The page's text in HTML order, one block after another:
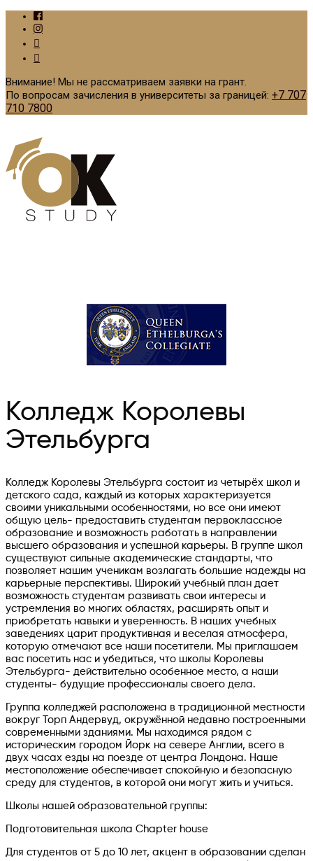
Внимание! Мы не рассматриваем заявки на грант.
По вопросам зачисления в университеты за границей: +7 707
710 7800
Колледж Королевы
Этельбурга
Колледж Королевы Этельбурга состоит из четырёх школ и
детского сада, каждый из которых характеризуется
своими уникальными особенностями, но все они имеют
общую цель- предоставить студентам первоклассное
образование и возможность работать в направлении
высшего образования и успешной карьеры. В группе школ
существуют сильные академические стандарты, что
позволяет нашим ученикам возлагать большие надежды на
карьерные перспективы. Широкий учебный план дает
возможность студентам развивать свои интересы и
устремления во многих областях, расширять опыт и
приобретать навыки и уверенность. В наших учебных
заведениях царит продуктивная и веселая атмосфера,
которую отмечают все наши посетители. Мы приглашаем
вас посетить нас и убедиться, что школы Королевы
Этельбурга- действительно особенное место, а наши
студенты- будущие профессионалы своего дела.
Группа колледжей расположена в традиционной местности
вокруг Торп Андервуд, окружённой недавно построенными
современными зданиями. Мы находимся рядом с
историческим городом Йорк на севере Англии, всего в
двух часах езды на поезде от центра Лондона. Наше
местоположение обеспечивает спокойную и безопасную
среду для студентов, в которой они могут жить и учиться.
Школы нашей образовательной группы:
Подготовительная школа Chapter house
Для студентов от 5 до 10 лет, акцент в образовании сделан